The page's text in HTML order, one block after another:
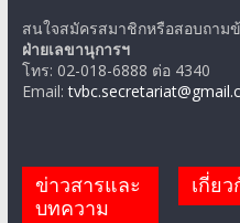
สนใจสมัครสมาชิกหรือสอบถาม
ฝ่ายเลขานุการฯ
โทร: 02-018-6888 ต่อ 4340
Email:
ข่าวสารและ
บทความ
เกี่ยว